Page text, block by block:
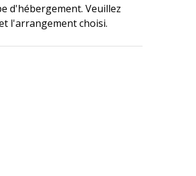
d'hébergement. Veuillez
l'arrangement choisi.